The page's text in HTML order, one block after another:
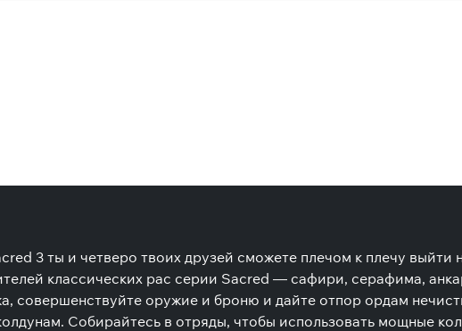
3 ты и четверо твоих друзей сможете плечом к плечу
классических рас серии Sacred — сафири, серафима,
совершенствуйте оружие и броню и дайте отпор ордам
Собирайтесь в отряды, чтобы использовать мощные